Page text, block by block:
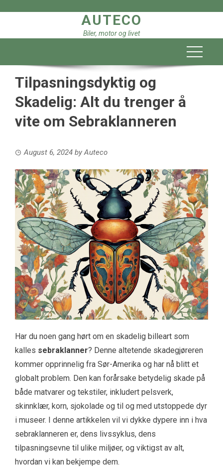
AUTECO
Biler, motor og livet
Tilpasningsdyktig og
Skadelig: Alt du trenger å
vite om Sebraklanneren
August 6, 2024 byAuteco
Har du noen gang hørt om en skadelig billeart som
kalles sebraklanner? Denne altetende skadegjøreren
kommer opprinnelig fra Sør-Amerika og har nå blitt et
globalt problem. Den kan forårsake betydelig skade på
både matvarer og tekstiler, inkludert pelsverk,
skinnklær, korn, sjokolade og til og med utstoppede dyr
i museer. I denne artikkelen vil vi dykke dypere inn i hva
sebraklanneren er, dens livssyklus, dens
tilpasningsevne til ulike miljøer, og viktigst av alt,
hvordan vi kan bekjempe dem.